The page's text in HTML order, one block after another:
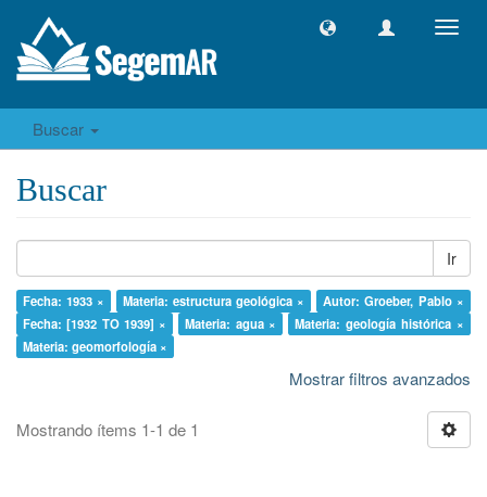
Buscar
Buscar
Ir
Fecha: 1933 × Materia: estructura geológica ×
Autor: Groeber, Pablo ×
Fecha: [1932 TO 1939] ×
Materia: agua ×
Materia: geología histórica ×
Materia: geomorfología ×
Mostrar filtros avanzados
Mostrando ítems 1-1 de 1